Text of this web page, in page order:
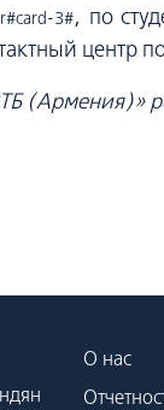
3#, по
центр
(Армения)»
О нас